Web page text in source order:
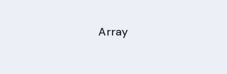
Array